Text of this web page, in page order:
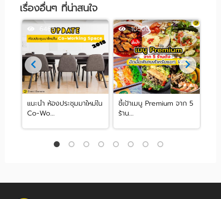
เรื่องอื่นๆ ที่น่าสนใจ
6465
แนะนำ ห้องประชุมมาใหม่ใน
Co-Wo...
10500
ชี้เป้าเมนู Premium จาก 5
ร้าน...